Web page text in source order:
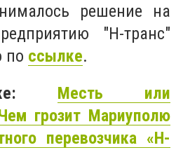
решение на
"Н-транс"
по ссылке.
Месть или
грозит Мариуполю
перевозчика «Н-